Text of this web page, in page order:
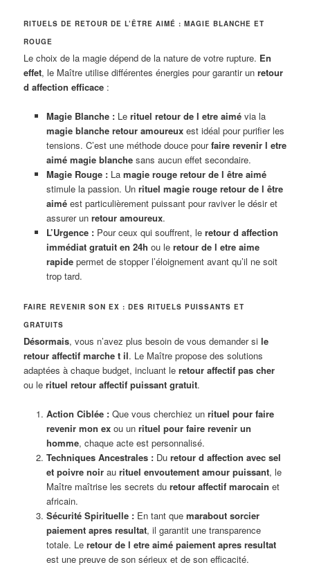
RITUELS DE RETOUR DE L’ÊTRE AIMÉ : MAGIE BLANCHE ET
ROUGE
Le choix de la magie dépend de la nature de votre rupture. En
effet, le Maître utilise différentes énergies pour garantir unretour
d affection efficace :
Magie Blanche :Le rituel retour de l etre aimévia la
magie blanche retour amoureuxest idéal pour purifier les
tensions. C’est une méthode douce pourfaire revenir l etre
aimé magie blanchesans aucun effet secondaire.
Magie Rouge :La magie rouge retour de l être aimé
stimule la passion. Un rituel magie rouge retour de l être
aiméest particulièrement puissant pour raviver le désir et
assurer un retour amoureux.
L’Urgence :Pour ceux qui souffrent, le retour d affection
immédiat gratuit en 24h ou le retour de l etre aime
rapidepermet de stopper l’éloignement avant qu’il ne soit
trop tard.
FAIRE REVENIR SON EX : DES RITUELS PUISSANTS ET
GRATUITS
Désormais, vous n’avez plus besoin de vous demander sile
retour affectif marche t il. Le Maître propose des solutions
adaptées à chaque budget, incluant leretour affectif pas cher
ou lerituel retour affectif puissant gratuit.
Action Ciblée :Que vous cherchiez un rituel pour faire
revenir mon exou un rituel pour faire revenir un
homme, chaque acte est personnalisé.
Techniques Ancestrales :Du retour d affection avec sel
et poivre noirau rituel envoutement amour puissant, le
Maître maîtrise les secrets du retour affectif marocain et
africain.
Sécurité Spirituelle :En tant que marabout sorcier
paiement apres resultat, il garantit une transparence
totale. Le retour de l etre aimé paiement apres resultat
est une preuve de son sérieux et de son efficacité.